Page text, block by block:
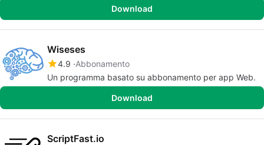
Download
Wiseses
4.9 Abbonamento
Un programma basato su abbonamento per app Web.
Download
ScriptFast.io